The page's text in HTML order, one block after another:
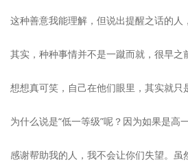
这种善意我能理解，但说出提醒之话的人
其实，种种事情并不是一蹴而就，很早之
想想真可笑，自己在他们眼里，其实就只
为什么说是“低一等级”呢？因为如果是高
感谢帮助我的人，我不会让你们失望。虽